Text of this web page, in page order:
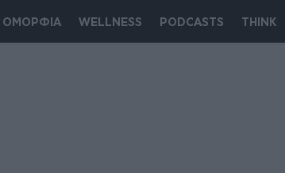
ΟΜΟΡΦΙΑ WELLNESS PODCASTS THINK